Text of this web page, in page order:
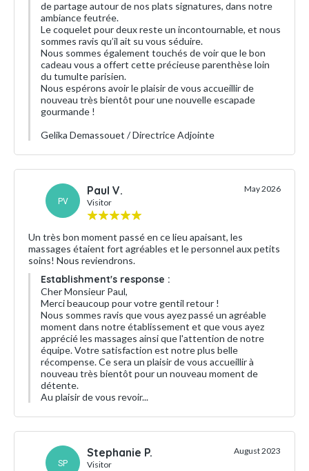
de partage autour de nos plats signatures, dans notre
ambiance feutrée.
Le coquelet pour deux reste un incontournable, et nous
sommes ravis qu’il ait su vous séduire.
Nous sommes également touchés de voir que le bon
cadeau vous a offert cette précieuse parenthèse loin
du tumulte parisien.
Nous espérons avoir le plaisir de vous accueillir de
nouveau très bientôt pour une nouvelle escapade
gourmande !
Gelika Demassouet / Directrice Adjointe
PV
Paul V.
Visitor
May 2026
Un très bon moment passé en ce lieu apaisant, les
massages étaient fort agréables et le personnel aux petits
soins! Nous reviendrons.
Establishment's response :
Cher Monsieur Paul,
Merci beaucoup pour votre gentil retour !
Nous sommes ravis que vous ayez passé un agréable
moment dans notre établissement et que vous ayez
apprécié les massages ainsi que l'attention de notre
équipe. Votre satisfaction est notre plus belle
récompense. Ce sera un plaisir de vous accueillir à
nouveau très bientôt pour un nouveau moment de
détente.
Au plaisir de vous revoir...
SP
Stephanie P.
Visitor
August 2023